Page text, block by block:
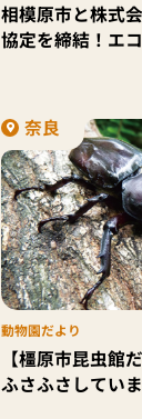
相模原市と株式
協定を締結！エ
奈良
動物園だより
【橿原市昆虫館
ふさふさしてい